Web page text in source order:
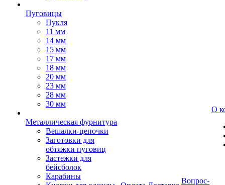
Пуговицы
Пукля
11 мм
14 мм
15 мм
17 мм
18 мм
20 мм
23 мм
28 мм
30 мм
Металлическая фурнитура
Вешалки-цепочки
Заготовки для
обтяжки пуговиц
Застежки для
бейсболок
Карабины
Вопрос-
О